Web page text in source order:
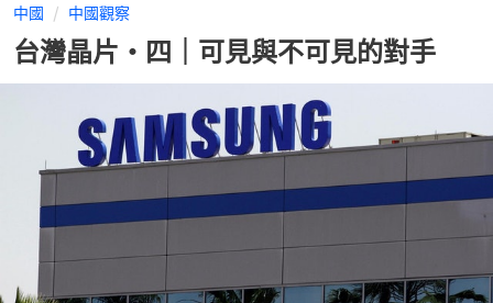
中國 中國觀察
台灣晶片・四｜可見與不可見的對手